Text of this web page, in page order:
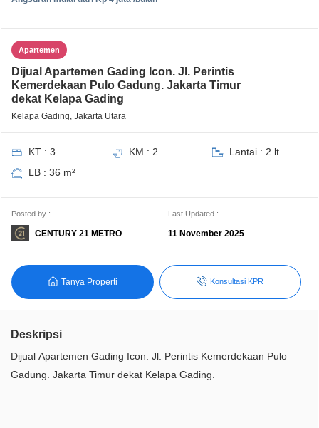
Apartemen
Dijual Apartemen Gading Icon. Jl. Perintis
Kemerdekaan Pulo Gadung. Jakarta Timur
dekat Kelapa Gading
Kelapa Gading, Jakarta Utara
KT : 3 KM : 2
Lantai : 2 lt
LB : 36 m²
Posted by :
CENTURY 21 METRO
Last Updated :
11 November 2025
Tanya Properti Konsultasi KPR
Deskripsi
Dijual Apartemen Gading Icon. Jl. Perintis Kemerdekaan Pulo
Gadung. Jakarta Timur dekat Kelapa Gading.